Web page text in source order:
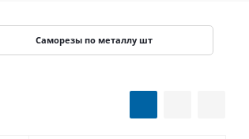
Саморезы по металлу шт